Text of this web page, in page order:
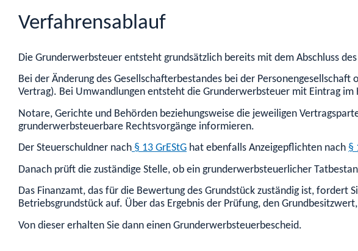
Verfahrensablauf
Die Grunderwerbsteuer entsteht grundsätzlich bereits mit dem Abschluss
Bei der Änderung des Gesellschafterbestandes bei der
Vertrag). Bei Umwandlungen entsteht die Grunderwerbsteuer mit Eintrag im
Notare, Gerichte und Behörden beziehungsweise die jeweiligen
grunderwerbsteuerbare Rechtsvorgänge informieren.
Der Steuerschuldner nach § 13 GrEStG hat ebenfalls Anzeigepflichten nach §
Danach prüft die zuständige Stelle, ob ein grunderwerbsteuerlicher
Das Finanzamt, das für die Bewertung des Grundstück zuständig ist, fordert
Betriebsgrundstück auf. Über das Ergebnis der Prüfung, den
Von dieser erhalten Sie dann einen Grunderwerbsteuerbescheid.